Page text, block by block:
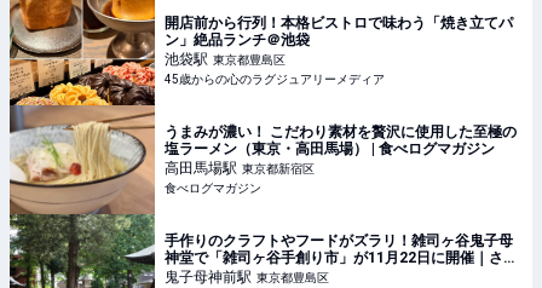
開店前から行列！本格ビストロで味わう「焼き立てパ
ン」絶品ランチ＠池袋
池袋駅 東京都豊島区
45歳からの心のラグジュアリーメディア
うまみが濃い！ こだわり素材を贅沢に使用した至極の
塩ラーメン（東京・高田馬場） | 食べログマガジン
高田馬場駅 東京都新宿区
食べログマガジン
手作りのクラフトやフードがズラリ！雑司ヶ谷鬼子母
神堂で「雑司ヶ谷手創り市」が11月22日に開催｜さん
たつ by 散歩の達人
鬼子母神前駅 東京都豊島区